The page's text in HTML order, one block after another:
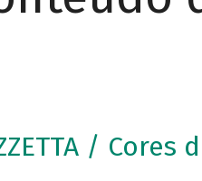
/ Cores